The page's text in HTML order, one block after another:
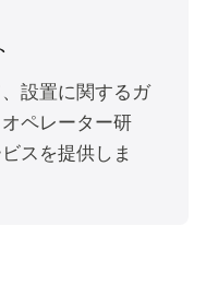
設置に関するガ
ペレーター研
スを提供しま